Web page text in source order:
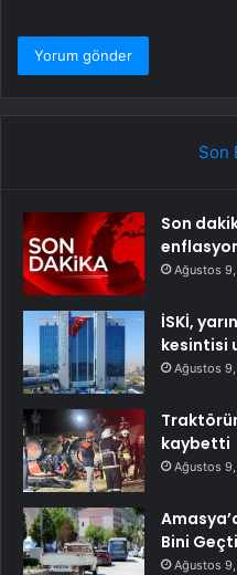
Son
Son
Ağustos
İSKİ,
kesintisi
Ağustos
kaybetti
Ağustos
Bini Geçti
Ağustos